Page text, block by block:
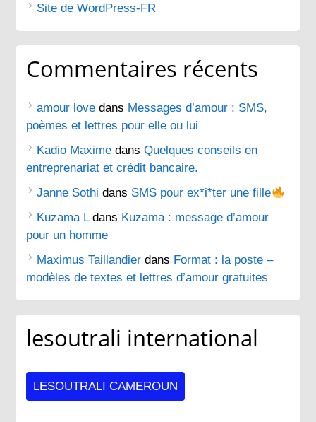
Site de WordPress-FR
Commentaires récents
amour love dans Messages d’amour : SMS,
poèmes et lettres pour elle ou lui
Kadio Maxime dansQuelques conseils en
entreprenariat et crédit bancaire.
Janne Sothi dans SMS pour ex*i*ter une fille
Kuzama Ldans Kuzama : message d’amour
pour un homme
Maximus Taillandier dans Format : la poste –
modèles de textes et lettres d’amour gratuites
lesoutrali international
LESOUTRALI CAMEROUN